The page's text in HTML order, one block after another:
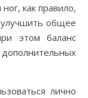
как правило,
общее
этом баланс
лично